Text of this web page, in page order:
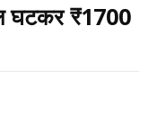
घटकर ₹1700